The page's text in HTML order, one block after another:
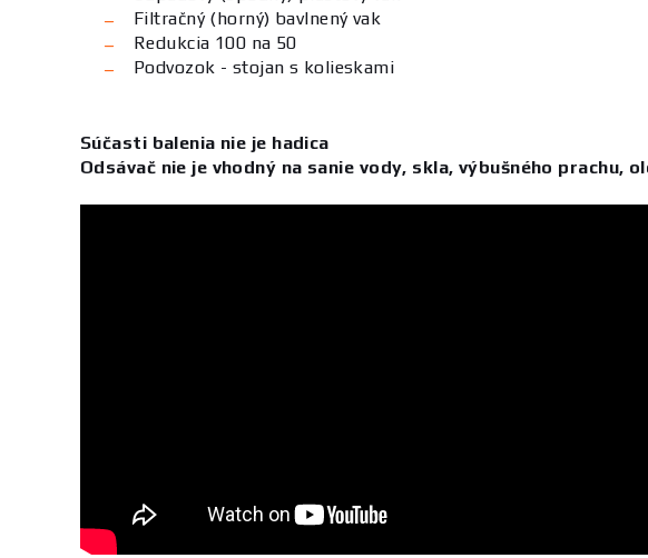
Filtračný (horný) bavlnený vak
Redukcia 100 na 50
Podvozok - stojan s kolieskami
Súčasti balenia nie je hadica
Odsávač nie je vhodný na sanie vody, skla, výbušného prachu,